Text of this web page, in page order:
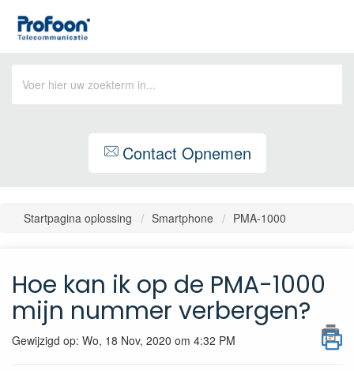
Contact Opnemen
Startpagina oplossing Smartphone PMA-1000
Hoe kan ik op de PMA-1000
mijn nummer verbergen?
Gewijzigd op: Wo, 18 Nov, 2020 om 4:32 PM